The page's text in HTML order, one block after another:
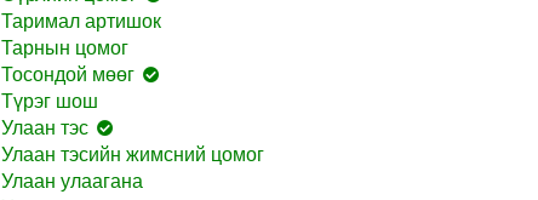
Таримал артишок
Тарнын цомог
Тосондой мөөг
Түрэг шош
Улаан тэс
Улаан тэсийн жимсний цомог
Улаан улаагана